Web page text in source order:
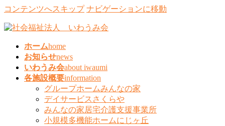
コンテンツへスキップ ナビゲーションに移動
ホームhome
お知らせnews
いわうみ会about iwaumi
各施設概要information
グループホームみんなの家
デイサービスさくらや
みんなの家居宅介護支援事業所
小規模多機能ホームにじヶ丘